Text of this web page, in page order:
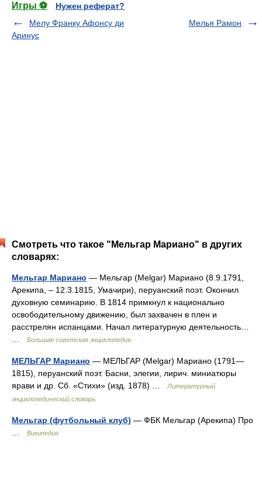
Игры ⚽
Нужен реферат?
Мелу Франку Афонсу ди
Аринус
Мелья Рамон
Смотреть что такое "Мельгар Мариано" в других
словарях:
Мельгар Мариано — Мельгар (Melgar) Мариано (8.9.1791,
Арекипа, ‒ 12.3.1815, Умачири), перуанский поэт. Окончил
духовную семинарию. В 1814 примкнул к национально
освободительному движению, был захвачен в плен и
расстрелян испанцами. Начал литературную деятельность…
Большая советская энциклопедия
МЕЛЬГАР Мариано — МЕЛЬГАР (Melgar) Мариано (1791—
1815), перуанский поэт. Басни, элегии, лирич. миниатюры
ярави и др. Сб. «Стихи» (изд. 1878) …
Литературный
энциклопедический словарь
Мельгар (футбольный клуб) — ФБК Мельгар (Арекипа) Про
Википедия